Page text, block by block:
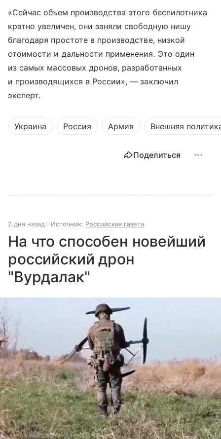
«Сейчас объем производства этого беспилотника
кратно увеличен, они заняли свободную нишу
благодаря простоте в производстве, низкой
стоимости и дальности применения. Это один
из самых массовых дронов, разработанных
и производящихся в России», — заключил
эксперт.
Украина Россия Армия Внешняя
Поделиться
2 дня назад Источник: Российская газета
На что способен новейший
российский дрон
"Вурдалак"